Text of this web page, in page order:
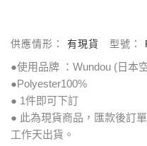
供應情形： 有現貨 型號：
●使用品牌 ：Wundou (日本
●Polyester100%
● 1件即可下訂
● 此為現貨商品，匯款後訂
工作天出貨。